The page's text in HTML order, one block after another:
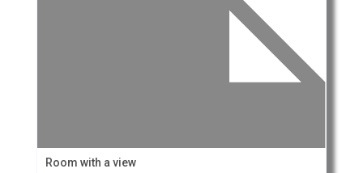
Room with a view